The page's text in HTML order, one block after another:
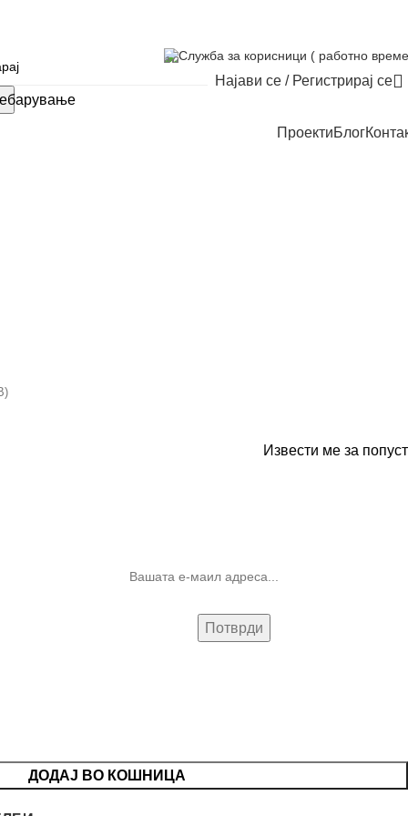
Служба за корисници ( работно
Најави се / Регистрирај се
ПроектиБлог
Извести ме за попуст
ДОДАЈ ВО КОШНИЦА